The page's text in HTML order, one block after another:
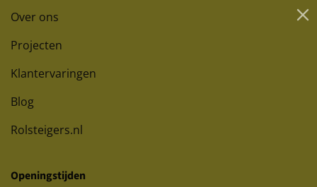
Over ons
Projecten
Klantervaringen
Blog
Rolsteigers.nl
Openingstijden